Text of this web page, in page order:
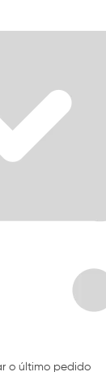
o último pedido